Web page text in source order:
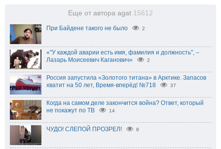
Еще от автора agat 15612
При Байдене такого не было 2
«"У каждой аварии есть имя, фамилия и должность", –
Лазарь Моисеевич Каганович»
2
Россия запустила «Золотого титана» в Арктике. Запасов
хватит на 50 лет, Время-вперёд! №718
37
Когда на самом деле закончится война? Ответ, который
не покажут по ТВ
14
ЧУДО! СЛЕПОЙ ПРОЗРЕЛ! 8